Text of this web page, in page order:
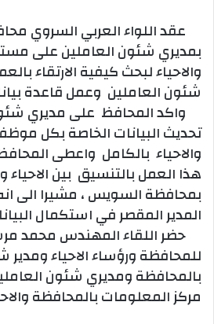
عقد اللواء العربي السروي
بمديري شئون العاملين على
والاحياء لبحث كيفية الارتقاء
شئون العاملين وعمل قاعدة
واكد المحافظ على مديري
تحديث البيانات الخاصة بكل
والاحياء بالكامل واعطى
هذا العمل بالتنسيق بين
بمحافظة السويس ، مشيرا الى
المدير المقصر في استكمال
حضر اللقاء المهندس محمد
للمحافظة ورؤساء الاحياء ومدير
بالمحافظة ومديري شئون
مركز المعلومات بالمحافظة